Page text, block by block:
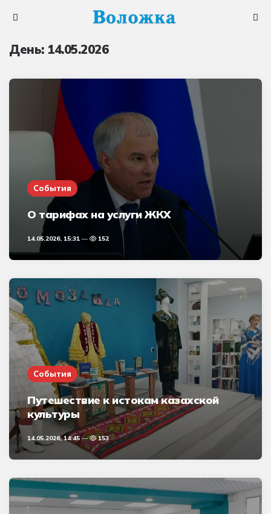
День: 14.05.2026
События
О тарифах на услуги ЖКХ
14.05.2026, 15:31 152
События
Путешествие к истокам казахской
культуры
14.05.2026, 14:45 153